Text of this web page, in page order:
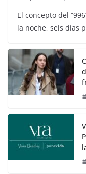
El concepto del
la noche, seis días